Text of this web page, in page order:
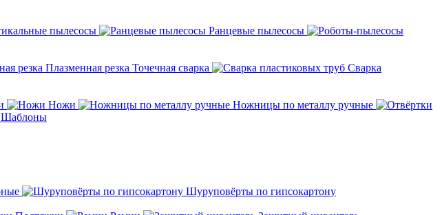
пылесосы
Ранцевые пылесосы
Плазменная резка Точечная сварка
Cварка
Ножи
Ножницы по металлу ручные
Шаблоны
Шуруповёрты по гипсокартону